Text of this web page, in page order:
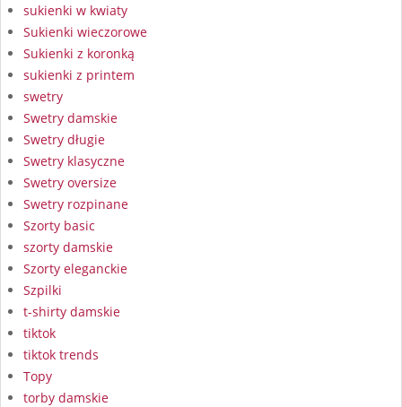
sukienki w kwiaty
Sukienki wieczorowe
Sukienki z koronką
sukienki z printem
swetry
Swetry damskie
Swetry długie
Swetry klasyczne
Swetry oversize
Swetry rozpinane
Szorty basic
szorty damskie
Szorty eleganckie
Szpilki
t-shirty damskie
tiktok
tiktok trends
Topy
torby damskie